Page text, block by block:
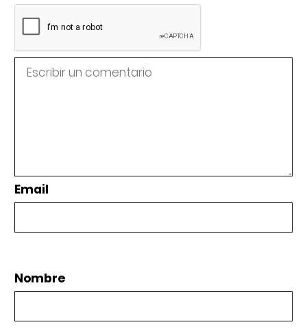
Email
Nombre